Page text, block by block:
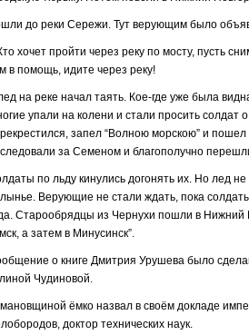
до реки Сережи. Тут верующим было
хочет пройти через реку по мосту, пусть
в помощь, идите через реку!
на реке начал таять. Кое-где уже была
упали на колени и стали просить
запел “Волною морскою” и
за Семеном и благополучно
по льду кинулись догонять их. Но лед
Верующие не стали ждать, пока
Старообрядцы из Чернухи пошли в Нижний
а затем в Минусинск”.
о книге Дмитрия Урушева было
Чудиновой.
ёмко назвал в своём докладе
доктор технических наук.